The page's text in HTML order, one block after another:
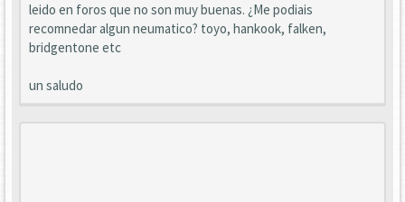
leido en foros que no son muy buenas. ¿Me podiais
recomnedar algun neumatico? toyo, hankook, falken,
bridgentone etc
un saludo